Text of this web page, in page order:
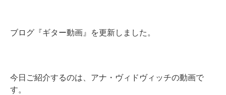
ブログ『ギター動画』を更新しました。
今日ご紹介するのは、アナ・ヴィドヴィッチの動画で
す。